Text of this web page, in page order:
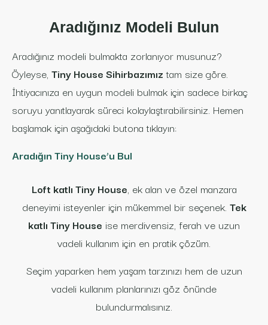
Aradığınız Modeli Bulun
Aradığınız modeli bulmakta zorlanıyor musunuz?
Öyleyse, Tiny House Sihirbazımıztam size göre.
İhtiyacınıza en uygun modeli bulmak için sadece birkaç
soruyu yanıtlayarak süreci kolaylaştırabilirsiniz. Hemen
başlamak için aşağıdaki butona tıklayın:
Aradığın Tiny House’u Bul
Loft katlı Tiny House, ek alan ve özel manzara
deneyimi isteyenler için mükemmel bir seçenek. Tek
katlı Tiny House ise merdivensiz, ferah ve uzun
vadeli kullanım için en pratik çözüm.
Seçim yaparken hem yaşam tarzınızı hem de uzun
vadeli kullanım planlarınızı göz önünde
bulundurmalısınız.